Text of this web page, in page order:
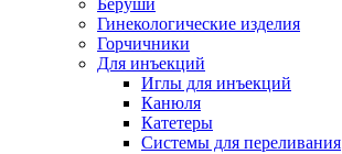
Беруши
Гинекологические изделия
Горчичники
Для инъекций
Иглы для инъекций
Канюля
Катетеры
Системы для переливания